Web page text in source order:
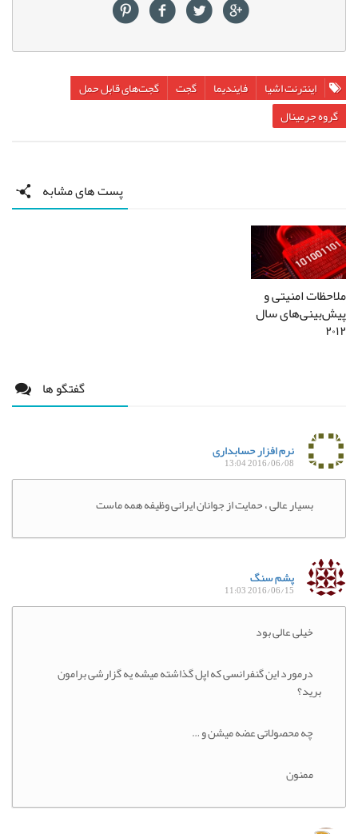
اینترنت اشیا فایندیما گجت‌
گجت‌های قابل حمل
گروه جرمینال
پست های مشابه
ملاحظات امنیتی و
پیش‌بینی‌های سال
۲۰۱۲
گفتگو ها
نرم افزار حسابداری
2016/06/08 13:04
بسیار عالی ، حمایت از جوانان ایرانی وظیفه همه ماست
پشم سنگ
2016/06/15 11:03
خیلی عالی بود
درمورد این گنفرانسی که اپل گذاشته میشه یه گزارشی برامون
برید؟
چه محصولاتی عضه میشن و …
ممنون